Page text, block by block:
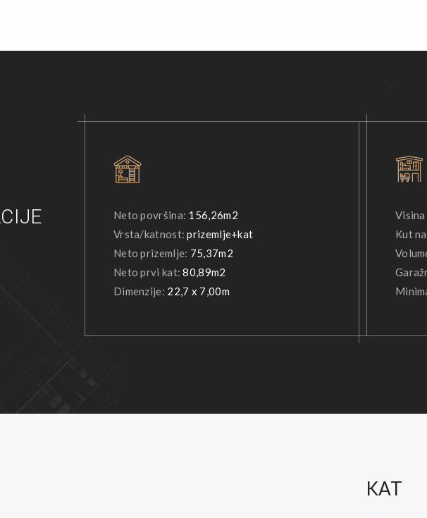
Neto površina: 156,26m2
Vrsta/katnost: prizemlje+kat
Neto prizemlje: 75,37m2
Neto prvi kat: 80,89m2
Dimenzije: 22,7 x 7,00m
Visina
Kut
KAT